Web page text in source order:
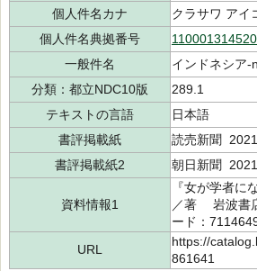
個人件名カナ
クラサワ アイ
個人件名典拠番号
一般件名
インドネシア-
分類：都立NDC10版
289.1
テキストの言語
日本語
書評掲載紙
読売新聞
書評掲載紙2
朝日新聞
資料情報1
『女が学者
／著 岩波書
ード：
URL
https://
861641